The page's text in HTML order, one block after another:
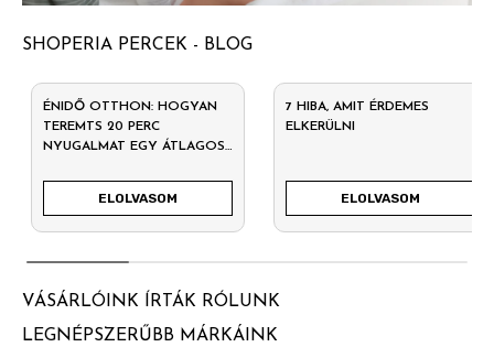
SHOPERIA PERCEK - BLOG
ÉNIDŐ OTTHON: HOGYAN
TEREMTS 20 PERC
NYUGALMAT EGY ÁTLAGOS
ELOLVASOM
7 HIBA, AMIT ÉRDEMES
ELKERÜLNI
ELOLVASOM
VÁSÁRLÓINK ÍRTÁK RÓLUNK
LEGNÉPSZERŰBB MÁRKÁINK